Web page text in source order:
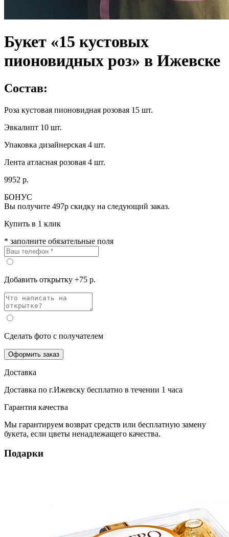
Букет «15 кустовых
пионовидных роз» в Ижевске
Состав:
Роза кустовая пионовидная розовая 15 шт.
Эвкалипт 10 шт.
Упаковка дизайнерская 4 шт.
Лента атласная розовая 4 шт.
9952 р.
БОНУС
Вы получите 497р скидку на следующий заказ.
Купить в 1 клик
* заполните обязательные поля
Добавить открытку +75 р.
Сделать фото с получателем
Оформить заказ
Доставка
Доставка по г.Ижевску бесплатно в течении 1 часа
Гарантия качества
Мы гарантируем возврат средств или бесплатную замену
букета, если цветы ненадлежащего качества.
Подарки